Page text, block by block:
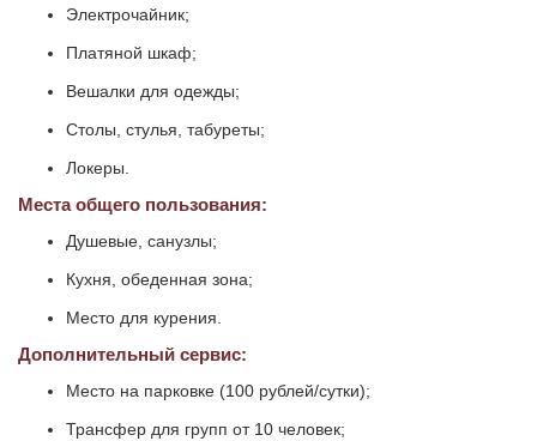
Электрочайник;
Платяной шкаф;
Вешалки для одежды;
Столы, стулья, табуреты;
Локеры.
Места общего пользования:
Душевые, санузлы;
Кухня, обеденная зона;
Место для курения.
Дополнительный сервис:
Место на парковке (100 рублей/сутки);
Трансфер для групп от 10 человек;